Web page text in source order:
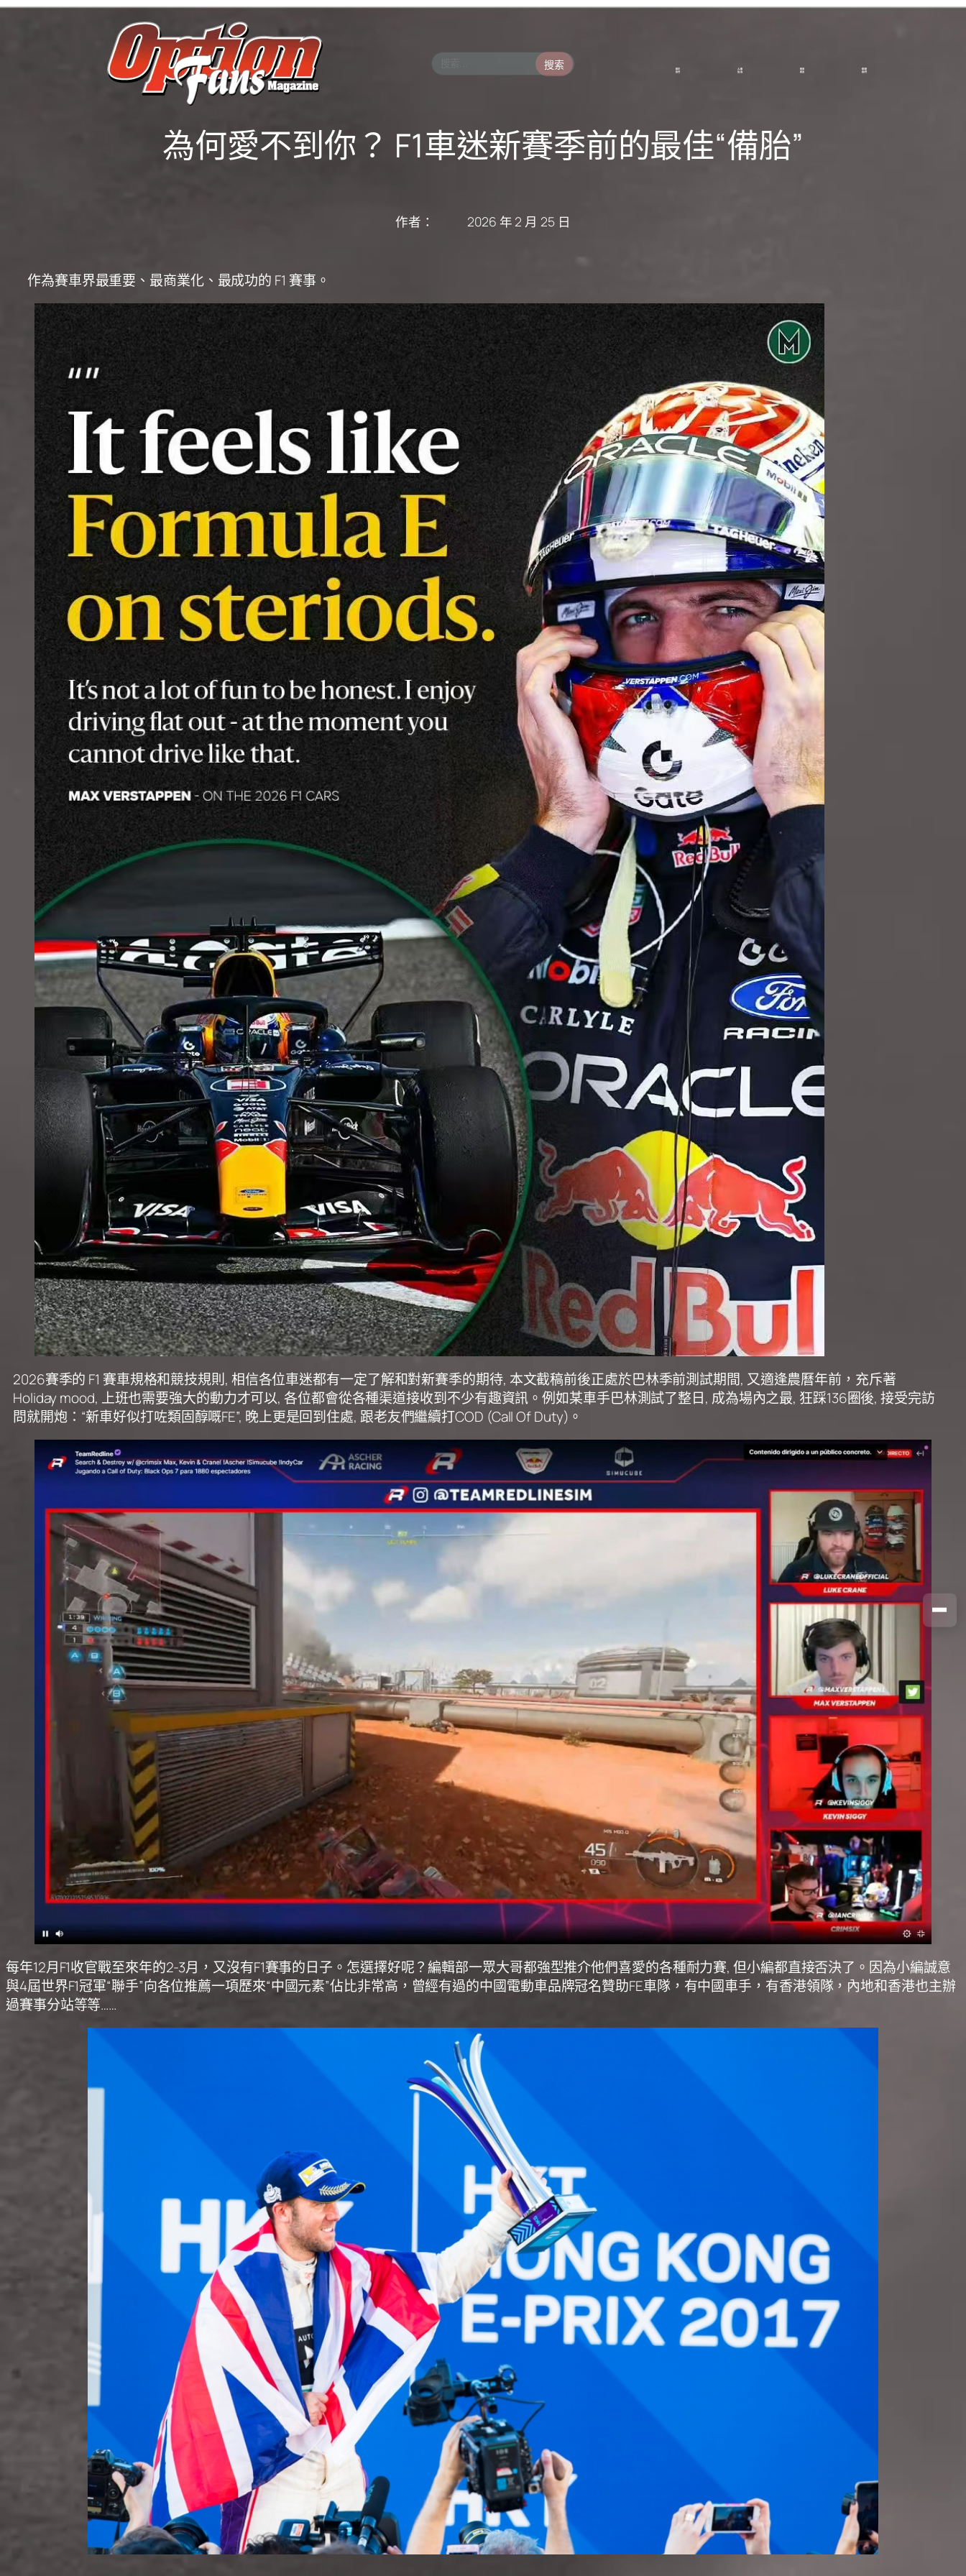
搜索
為何愛不到你？ F1車迷新賽季前的最佳“備胎”
作者： 2026 年 2 月 25 日
作為賽車界最重要、最商業化、最成功的 F1 賽事。
2026賽季的 F1 賽車規格和競技規則, 相信各位車迷都有一定了解和對新賽季的期待, 本文截稿前後正處於巴林季前測試期間, 又適逢農曆年前，充斥著
Holiday mood, 上班也需要強大的動力才可以, 各位都會從各種渠道接收到不少有趣資訊。例如某車手巴林測試了整日, 成為場內之最, 狂踩136圈後, 接受完訪
問就開炮：“新車好似打咗類固醇嘅FE”, 晚上更是回到住處, 跟老友們繼續打COD (Call Of Duty)。
每年12月F1收官戰至來年的2-3月，又沒有F1賽事的日子。怎選擇好呢？編輯部一眾大哥都強型推介他們喜愛的各種耐力賽, 但小編都直接否決了。因為小編誠意
與4屆世界F1冠軍“聯手”向各位推薦一項歷來“中國元素”佔比非常高，曾經有過的中國電動車品牌冠名贊助FE車隊，有中國車手，有香港領隊，內地和香港也主辦
過賽事分站等等……